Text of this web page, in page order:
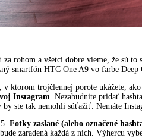
za rohom a všetci dobre vieme, že sú
smartfón HTC One A9 vo farbe Deep
ktorom trojčlennej porote ukážete,
Instagram . Nezabudnite pridať
by ste tak nemohli súťažiť. Nemáte
Fotky zaslané (alebo označené
zaradená každá z nich. Výhercu